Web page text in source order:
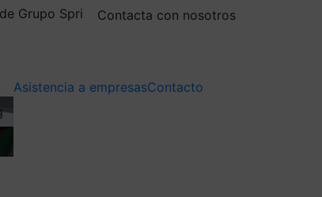
Grupo Spri
Contacta con nosotros
Asistencia a empresasContacto